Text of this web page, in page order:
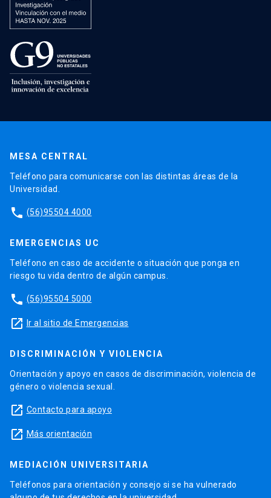
MESA CENTRAL
Teléfono para comunicarse con las distintas áreas de la
Universidad.
phone (56)95504 4000
EMERGENCIAS UC
Teléfono en caso de accidente o situación que ponga en
riesgo tu vida dentro de algún campus.
phone (56)95504 5000
launch Ir al sitio de Emergencias
DISCRIMINACIÓN Y VIOLENCIA
Orientación y apoyo en casos de discriminación, violencia de
género o violencia sexual.
launch Contacto para apoyo
launch Más orientación
MEDIACIÓN UNIVERSITARIA
Teléfonos para orientación y consejo si se ha vulnerado